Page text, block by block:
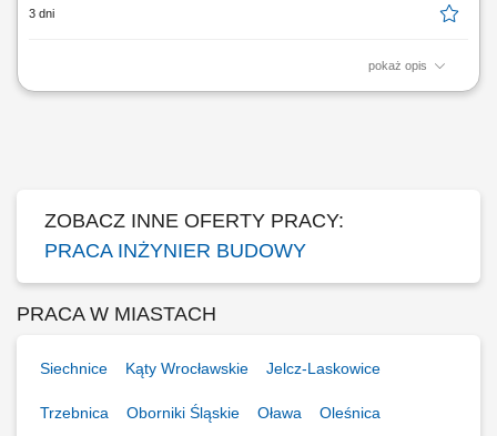
3 dni
pokaż opis
Opis stanowiska Operacyjna koordynacja działań brygad własnych oraz
ZOBACZ INNE OFERTY PRACY:
PRACA INŻYNIER BUDOWY
PRACA W MIASTACH
Siechnice Kąty Wrocławskie Jelcz-Laskowice
Trzebnica Oborniki Śląskie Oława Oleśnica